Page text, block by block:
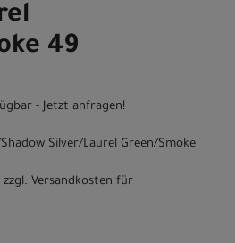
49
- Jetzt anfragen!
Silver/Laurel Green/Smoke
Versandkosten für